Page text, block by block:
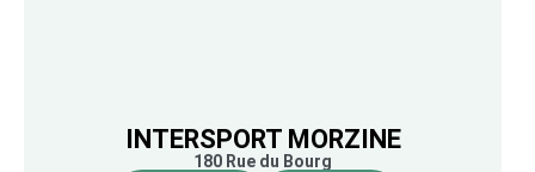
INTERSPORT MORZINE
180 Rue du Bourg